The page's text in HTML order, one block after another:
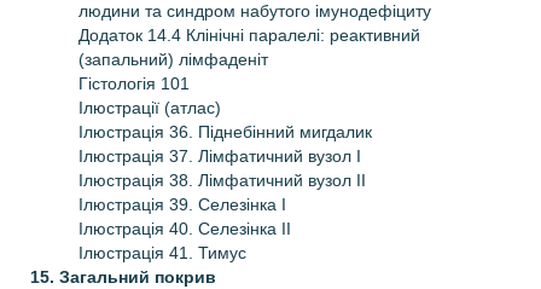
людини та синдром набутого імунодефіциту
Додаток 14.4 Клінічні паралелі: реактивний
(запальний) лімфаденіт
Гістологія 101
Ілюстрації (атлас)
Ілюстрація 36. Піднебінний мигдалик
Ілюстрація 37. Лімфатичний вузол І
Ілюстрація 38. Лімфатичний вузол ІІ
Ілюстрація 39. Селезінка І
Ілюстрація 40. Селезінка ІІ
Ілюстрація 41. Тимус
15. Загальний покрив